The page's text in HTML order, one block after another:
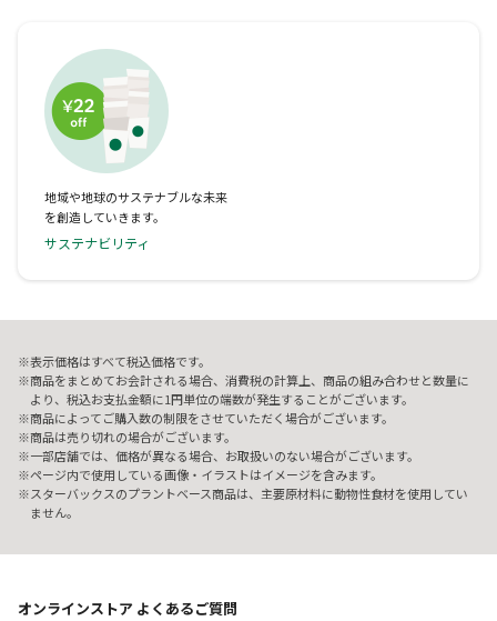
地域や地球のサステナブルな未来
を創造していきます。
サステナビリティ
表示価格はすべて税込価格です。
商品をまとめてお会計される場合、消費税の計算上、商品の組み合わせと数量に
より、税込お支払金額に1円単位の端数が発生することがございます。
商品によってご購入数の制限をさせていただく場合がございます。
商品は売り切れの場合がございます。
一部店舗では、価格が異なる場合、お取扱いのない場合がございます。
ページ内で使用している画像・イラストはイメージを含みます。
スターバックスのプラントベース商品は、主要原材料に動物性食材を使用してい
ません。
オンラインストア よくあるご質問